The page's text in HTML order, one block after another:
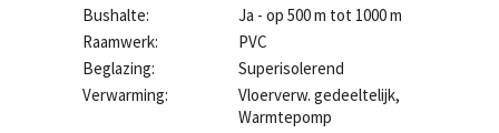
Bushalte:
Ja - op 500 m tot 1000 m
Raamwerk:
PVC
Beglazing:
Superisolerend
Verwarming:
Vloerverw. gedeeltelijk,
Warmtepomp